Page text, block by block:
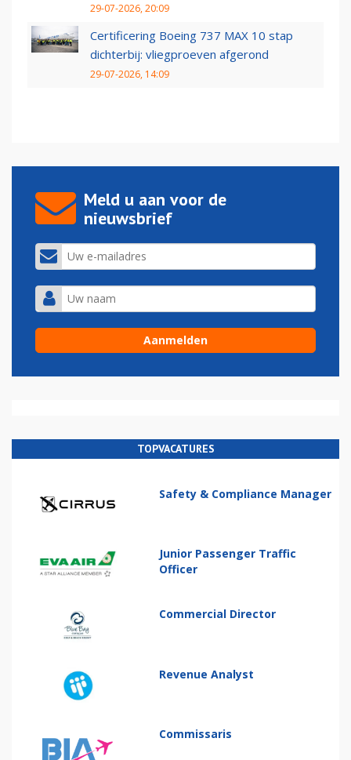
29-07-2026, 20:09
Certificering Boeing 737 MAX 10 stap
dichterbij: vliegproeven afgerond
29-07-2026, 14:09
Meld u aan voor de
nieuwsbrief
TOPVACATURES
Safety & Compliance Manager
Junior Passenger Traffic
Officer
Commercial Director
Revenue Analyst
Commissaris